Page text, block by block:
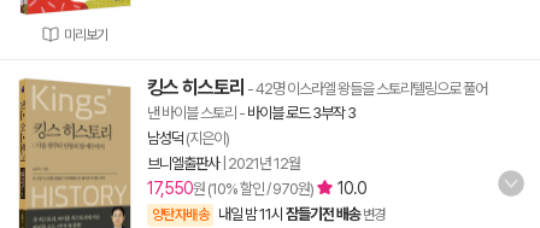
미리보기
킹스 히스토리 - 42명 이스라엘 왕들을 스토리텔링으로 풀어
낸 바이블 스토리 - 바이블 로드 3부작 3
남성덕 (지은이)
브니엘출판사| 2021년 12월
17,550원 (10% 할인 / 970원) 10.0
양탄자배송 내일 밤 11시 잠들기전 배송 변경